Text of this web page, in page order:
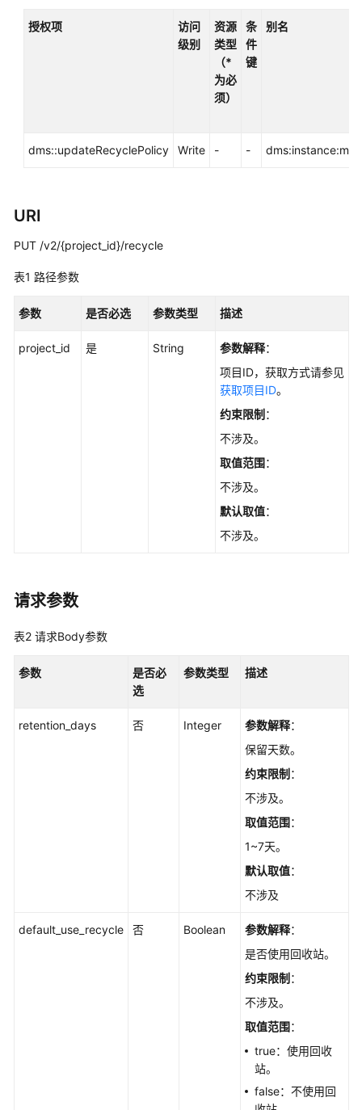
速
南
佳
实
践
开
指
何
快
周
授权项
访问
级别
资源
类型
（*
为必
须）
条
件
键
别名
dms::updateRecyclePolicy Write - -
URI
PUT /v2/{project_id}/recycle
表1 路径参数
参数 是否必选 参数类型 描述
project_id 是 String 参数解释：
项目ID，获取方式请参见
获取项目ID。
约束限制 ：
不涉及。
取值范围：
不涉及。
默认取值：
不涉及。
请求参数
表2 请求Body参数
参数
是否必
选
参数类型 描述
retention_days 否 Integer 参数解释：
保留天数。
约束限制 ：
不涉及。
取值范围：
1~7天。
默认取值：
不涉及
default_use_recycle 否 Boolean 参数解释：
是否使用回收站。
约束限制 ：
不涉及。
取值范围：
true：使用回收
站。
false：不使用回